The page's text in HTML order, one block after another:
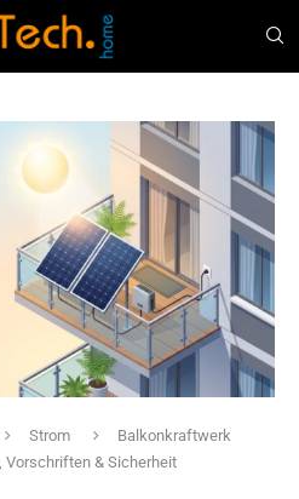
Strom
Balkonkraftwerk
Vorschriften & Sicherheit